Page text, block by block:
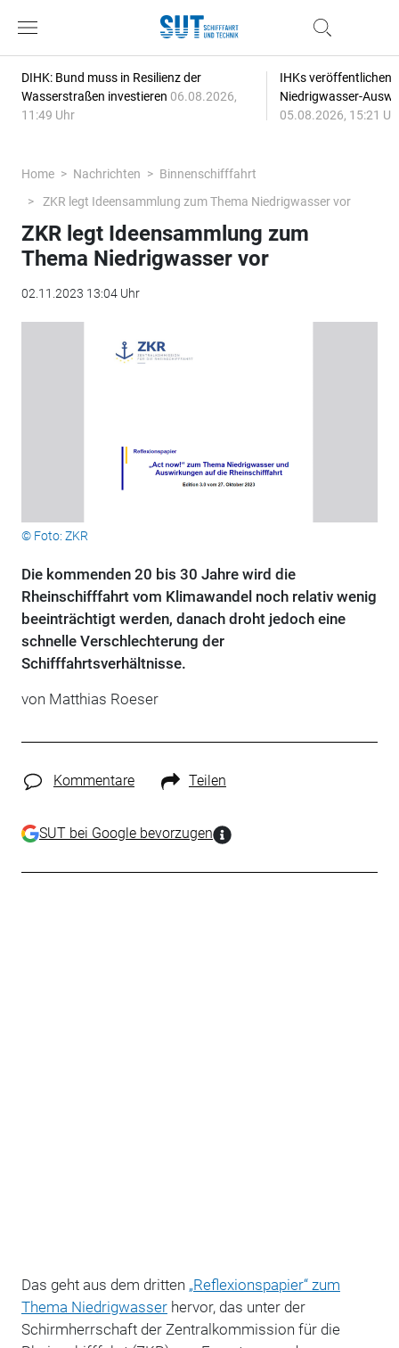
DIHK: Bund muss in Resilienz der
Wasserstraßen investieren 06.08.2026,
11:49 Uhr
IHKs veröffentlichen
Niedrigwasser-
05.08.2026, 15:21
Home Nachrichten
Binnenschifffahrt
ZKR legt Ideensammlung zum Thema Niedrigwasser vor
ZKR legt Ideensammlung zum
Thema Niedrigwasser vor
02.11.2023 13:04 Uhr
© Foto: ZKR
Die kommenden 20 bis 30 Jahre wird die
Rheinschifffahrt vom Klimawandel noch relativ wenig
beeinträchtigt werden, danach droht jedoch eine
schnelle Verschlechterung der
Schifffahrtsverhältnisse.
von Matthias Roeser
Kommentare Teilen
SUT bei Google bevorzugen
Das geht aus dem dritten „Reflexionspapier“ zum
Thema Niedrigwasserhervor, das unter der
Schirmherrschaft der Zentralkommission für die